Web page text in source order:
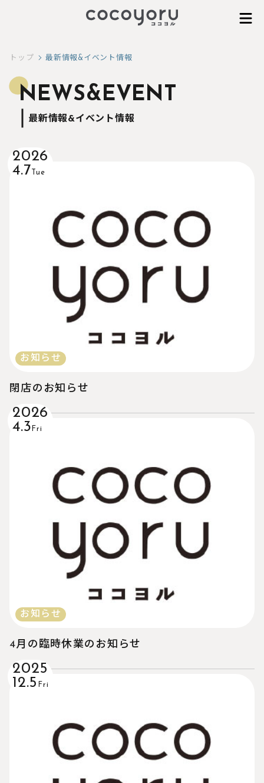
content
トップ 最新情報&イベント情報
NEWS&EVENT
最新情報&イベント情報
2026
4.7 Tue
お知らせ
閉店のお知らせ
2026
4.3 Fri
お知らせ
4月の臨時休業のお知らせ
2025
12.5 Fri